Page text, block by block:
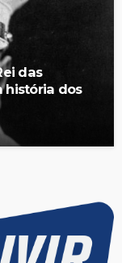
das
história dos